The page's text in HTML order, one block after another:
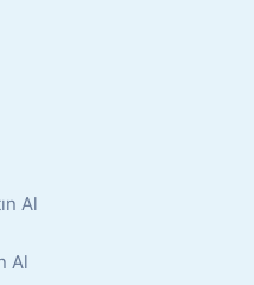
Al
Al